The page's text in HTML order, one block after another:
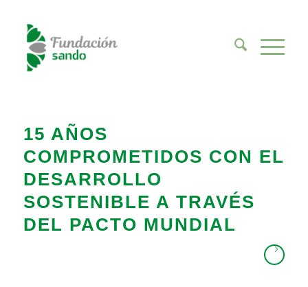
15 AÑOS
COMPROMETIDOS CON EL
DESARROLLO
SOSTENIBLE A TRAVÉS
DEL PACTO MUNDIAL